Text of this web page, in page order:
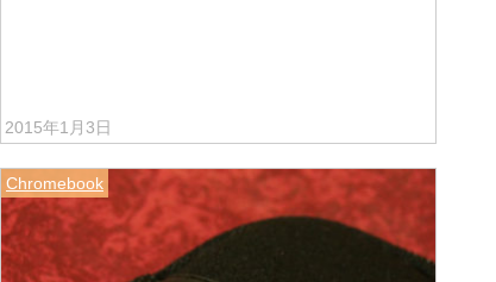
2015年1月3日
Chromebook